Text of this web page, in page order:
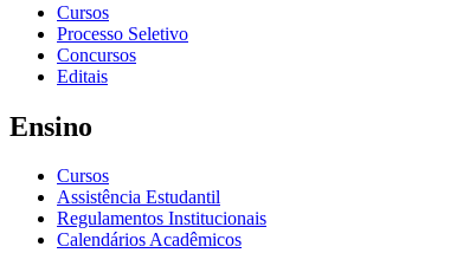
Cursos
Processo Seletivo
Concursos
Editais
Ensino
Cursos
Assistência Estudantil
Regulamentos Institucionais
Calendários Acadêmicos